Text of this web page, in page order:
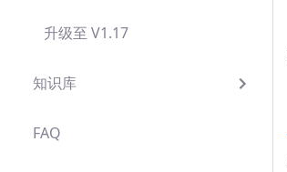
升级至 V1.17
知识库
FAQ